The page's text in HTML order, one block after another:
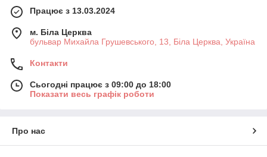
Працює з 13.03.2024
м. Біла Церква
бульвар Михайла Грушевського, 13, Біла Церква, Україна
Контакти
Сьогодні працює з 09:00 до 18:00
Показати весь графік роботи
Про нас